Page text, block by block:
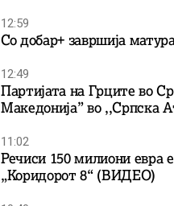
12:59
Со добар+ завршија
12:49
Партијата на Грците во
Македонија” во ,,Српска
11:02
Речиси 150 милиони евра
„Коридорот 8“ (ВИДЕО)